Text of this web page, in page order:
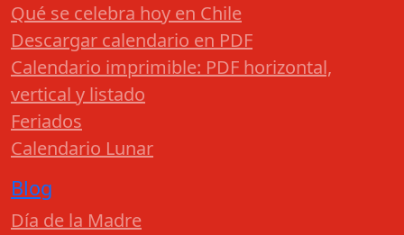
Qué se celebra hoy en Chile
Descargar calendario en PDF
Calendario imprimible: PDF horizontal,
vertical y listado
Feriados
Calendario Lunar
Blog
Día de la Madre